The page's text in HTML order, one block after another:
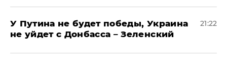
У Путина не будет победы, Украина
не уйдет с Донбасса – Зеленский
21:22